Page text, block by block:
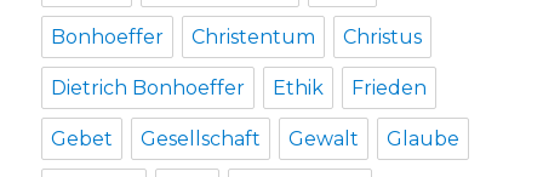
Bonhoeffer Christentum Christus
Dietrich Bonhoeffer Ethik Frieden
Gebet Gesellschaft Gewalt Glaube